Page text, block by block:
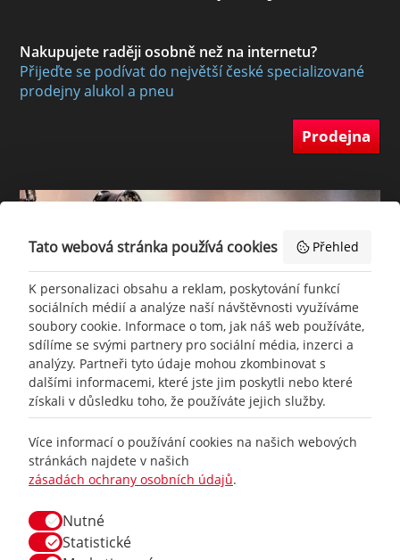
Nakupujete raději osobně než na internetu?
Přijeďte se podívat do největší české specializované
prodejny alukol a pneu
Prodejna
+420777 465 460
info@racing-line.cz
Facebook
Tato webová stránka používá cookies Přehled
K personalizaci obsahu a reklam, poskytování funkcí
sociálních médií a analýze naší návštěvnosti využíváme
soubory cookie. Informace o tom, jak náš web používáte,
sdílíme se svými partnery pro sociální média, inzerci a
analýzy. Partneři tyto údaje mohou zkombinovat s
dalšími informacemi, které jste jim poskytli nebo které
získali v důsledku toho, že používáte jejich služby.
Více informací o používání cookies na našich webových
stránkách najdete v našich
zásadách ochrany osobních údajů.
Nutné
Statistické